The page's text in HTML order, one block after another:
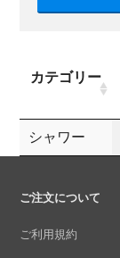
カテゴリー
シャワー
ご注文について
ご利用規約